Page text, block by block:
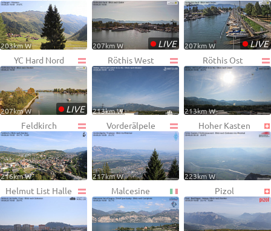
203km W •LIVE
207km W •LIVE
207km W
YC Hard Nord
•LIVE
207km W
Röthis West
213km W
Röthis Ost
213km W
Feldkirch
216km W
Vorderälpele
217km W
Hoher Kasten
223km W
Helmut List Halle Malcesine Pizol